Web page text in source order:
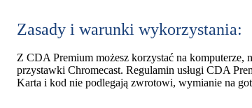
Zasady i warunki wykorzystania:
Z CDA Premium możesz korzystać na komputerze,
przystawki Chromecast. Regulamin usługi CDA
Karta i kod nie podlegają zwrotowi, wymianie na